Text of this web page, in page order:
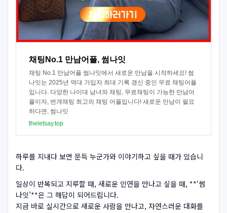
채팅No.1 만남어플, 썸나잇
채팅 No.1 만남어플 썸나잇에서 새로운 만남을 시작하세요! 썸
나잇는 2025년 역대 가입자 최대 기록 갱신 중인 무료 채팅어플
입니다. 다양한 나이대 남녀와 채팅, 무료채팅이 가능한 만남어
플이자, 번개채팅 최고의 채팅 어플입니다! 새로운 만남이 필요
하다면, 썸나잇
theletsay.top
하루를 지내다 보면 문득 누군가와 이야기하고 싶을 때가 있습니
다.
일상이 반복되고 지루할 때, 새로운 인연을 만나고 싶을 때, **‘썸
나잇’**은 그 해답이 되어드립니다.
지금 바로 실시간으로 새로운 사람을 만나고, 자연스러운 대화를